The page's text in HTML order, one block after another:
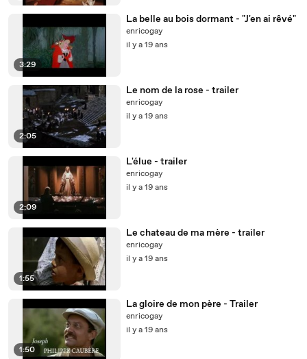
3:29
La belle au bois dormant - "J'en ai rêvé"
enricogay
il y a 19 ans
2:05
Le nom de la rose - trailer
enricogay
il y a 19 ans
2:09
L'élue - trailer
enricogay
il y a 19 ans
1:55
Le chateau de ma mère - trailer
enricogay
il y a 19 ans
1:50
La gloire de mon père - Trailer
enricogay
il y a 19 ans